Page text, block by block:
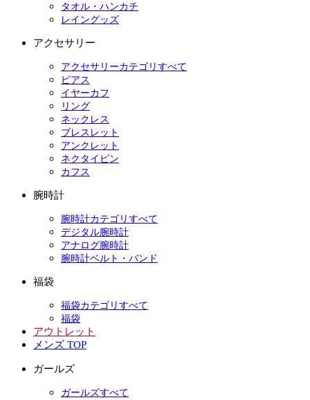
タオル・ハンカチ
レイングッズ
アクセサリー
アクセサリーカテゴリすべて
ピアス
イヤーカフ
リング
ネックレス
ブレスレット
アンクレット
ネクタイピン
カフス
腕時計
腕時計カテゴリすべて
デジタル腕時計
アナログ腕時計
腕時計ベルト・バンド
福袋
福袋カテゴリすべて
福袋
アウトレット
メンズ TOP
ガールズ
ガールズすべて